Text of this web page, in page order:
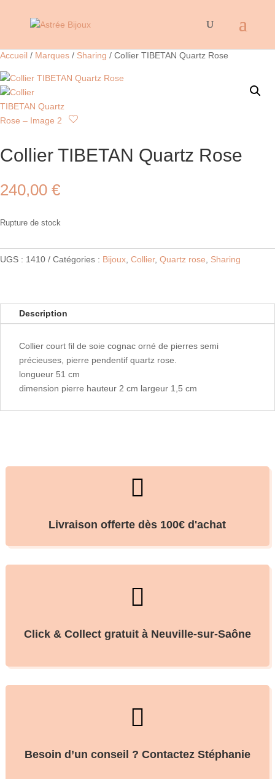
Accueil / Marques / Sharing / Collier TIBETAN Quartz Rose
Collier TIBETAN Quartz Rose
240,00 €
Rupture de stock
UGS : 1410 Catégories : Bijoux Collier, Quartz rose Sharing
Description
Collier court fil de soie cognac orné de pierres semi
précieuses, pierre pendentif quartz rose.
longueur 51 cm
dimension pierre hauteur 2 cm largeur 1,5 cm

Livraison offerte dès 100€ d'achat

Click & Collect gratuit à Neuville-sur-Saône

Besoin d’un conseil ? Contactez Stéphanie